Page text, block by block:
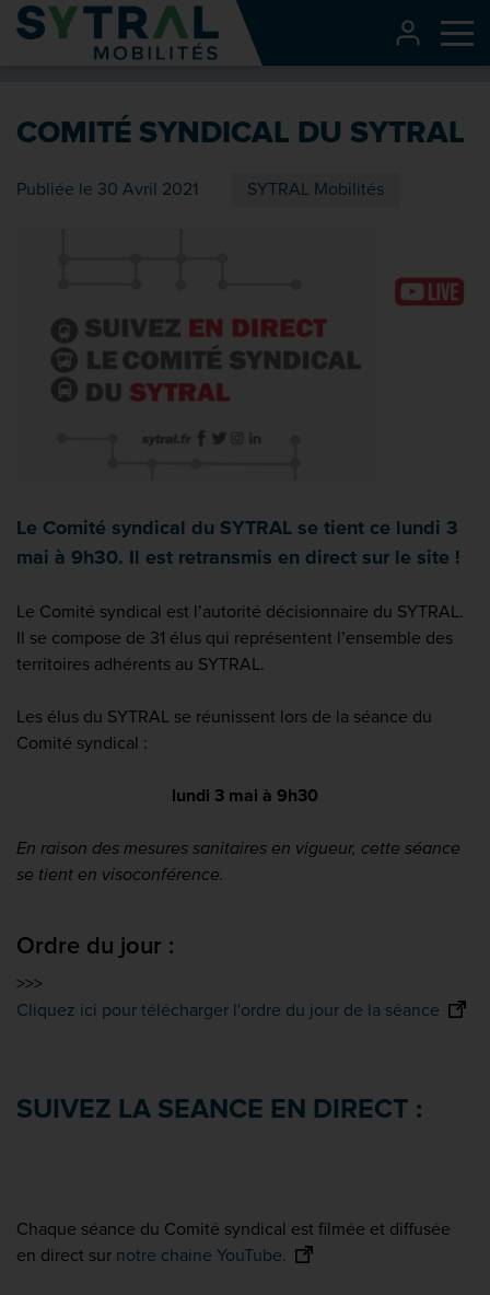
Contenu
Entête de page
Recherche
Pied de page
COMITÉ SYNDICAL DU SYTRAL
Publiée le 30 Avril 2021 SYTRAL Mobilités
Le Comité syndical du SYTRAL se tient ce lundi 3
mai à 9h30. Il est retransmis en direct sur le site !
Le Comité syndical est l’autorité décisionnaire du SYTRAL.
Il se compose de 31 élus qui représentent l’ensemble des
territoires adhérents au SYTRAL.
Les élus du SYTRAL se réunissent lors de la séance du
Comité syndical :
lundi 3 mai à 9h30
En raison des mesures sanitaires en vigueur, cette séance
se tient en visoconférence.
Ordre du jour :
>>>
Cliquez ici pour télécharger l'ordre du jour de la séance
SUIVEZ LA SEANCE EN DIRECT :
Chaque séance du Comité syndical est filmée et diffusée
en direct sur notre chaine YouTube.